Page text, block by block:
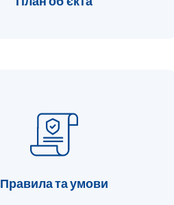
Правила та умови